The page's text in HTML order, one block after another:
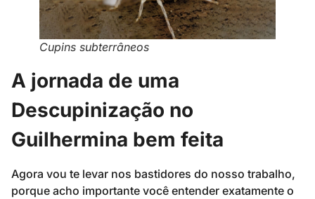
Cupins subterrâneos
A jornada de uma
Descupinização no
Guilhermina bem feita
Agora vou te levar nos bastidores do nosso trabalho,
porque acho importante você entender exatamente o